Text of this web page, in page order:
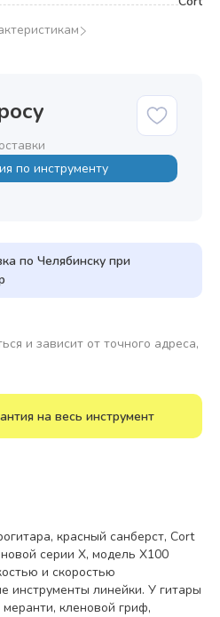
по инструменту
по Челябинску при
и зависит от точного адреса,
на весь инструмент
красный санберст, Cort
серии X, модель X100
и скоростью
инструменты линейки. У гитары
кленовой гриф,